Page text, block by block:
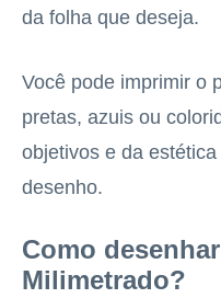
da folha que deseja.
Você pode imprimir o
pretas, azuis ou
objetivos e da
desenho.
Como
Milimetrado?